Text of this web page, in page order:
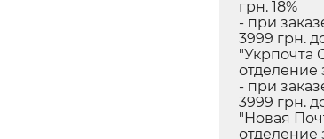
грн. 18%
- при
3999 грн.
"Укрпочта
отделение
- при
3999 грн.
"Новая
отделение